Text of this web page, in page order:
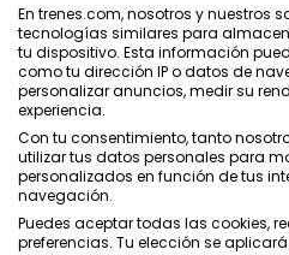
En trenes.com, nosotros y nuestros
tecnologías similares para
tu dispositivo. Esta información
como tu dirección IP o datos de
personalizar anuncios, medir su
experiencia.
Con tu consentimiento, tanto
utilizar tus datos personales para
personalizados en función de tus
navegación.
Puedes aceptar todas las cookies,
preferencias. Tu elección se